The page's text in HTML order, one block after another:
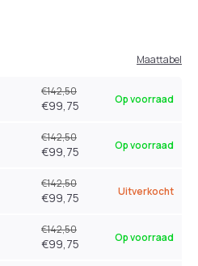
€142,50
€99,75 Op voorraad
€142,50
€99,75 Op voorraad
€142,50
€99,75 Uitverkocht
€142,50
€99,75 Op voorraad
Maattabel